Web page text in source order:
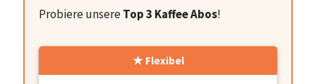
Probiere unsereTop 3 Kaffee Abos!
Flexibel